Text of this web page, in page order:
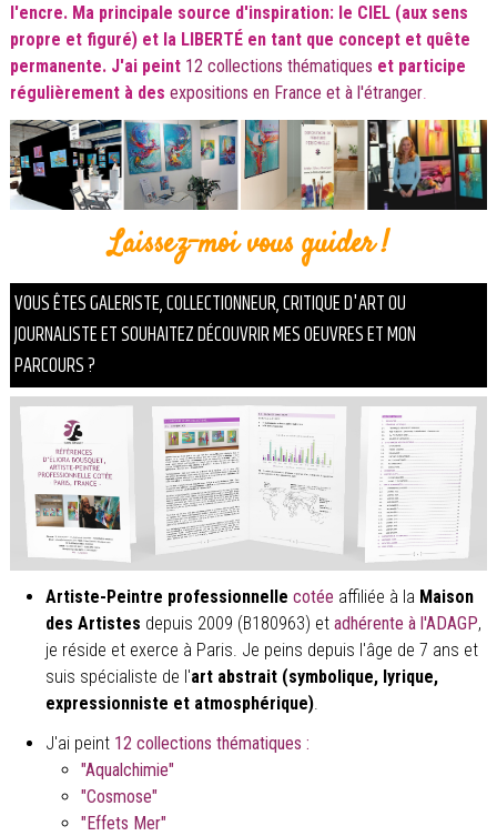
l'encre. Ma principale source d'inspiration: le CIEL (aux sens
propre et figuré) et la LIBERTÉ en tant que concept et quête
permanente. J'ai peint 12 collections thématiques et participe
régulièrement à des expositions en France et à l'étranger.
Laissez-moi vous guider !
VOUS ÊTES GALERISTE, COLLECTIONNEUR, CRITIQUE D'ART OU
JOURNALISTE ET SOUHAITEZ DÉCOUVRIR MES OEUVRES ET MON
PARCOURS ?
Artiste-Peintre professionnelle cotée affiliée à la Maison
des Artistes depuis 2009 (B180963) et adhérente à l'ADAGP,
je réside et exerce à Paris. Je peins depuis l'âge de 7 ans et
suis spécialiste de l'art abstrait (symbolique, lyrique,
expressionniste et atmosphérique).
J'ai peint 12 collections thématiques :
"Aqualchimie"
"Cosmose"
"Effets Mer"